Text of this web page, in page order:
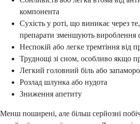
компонента
Сухість у роті, що виникає через
препарати зменшують вироблення
Неспокій або легке тремтіння від
Труднощі зі сном, особливо якщо
Легкий головний біль або
Розлад шлунка або нудота
Зниження апетиту
Менш поширені, але більш серйозні